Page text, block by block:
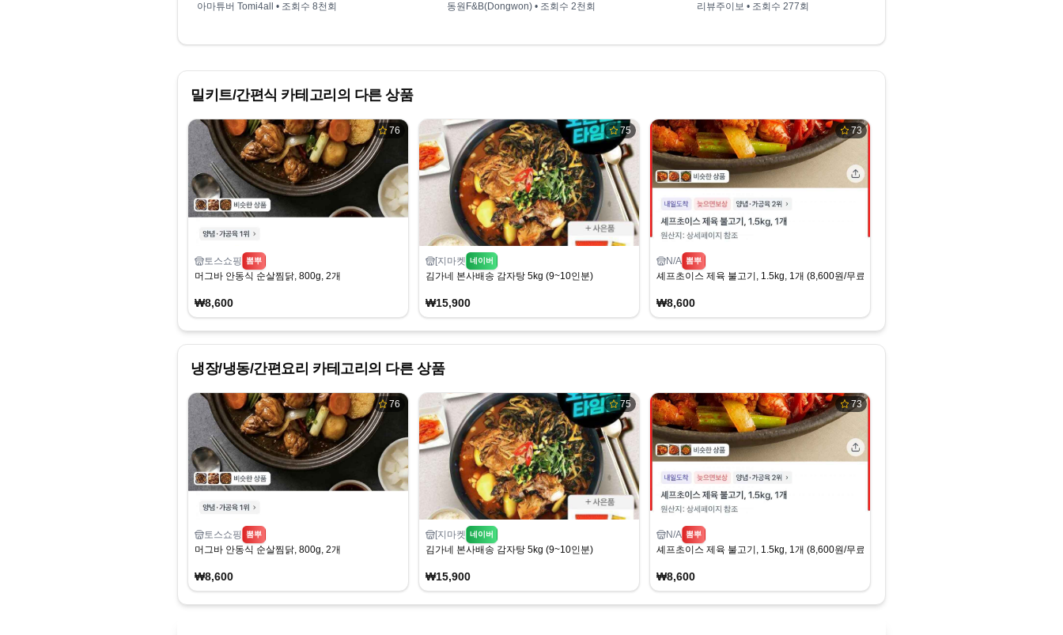
아마튜버 Tomi4all • 조회수 8천회 동원F&B(Dongwon) • 조회수 2천회 리뷰주이보 • 조회수 277회
밀키트/간편식 카테고리의 다른 상품
76
토스쇼핑 뽐뿌
머그바 안동식 순살찜닭, 800g, 2개
₩8,600
75
[지마켓 네이버
김가네 본사배송 감자탕 5kg (9~10인분)
₩15,900
73
N/A 뽐뿌
셰프초이스 제육 불고기, 1.5kg, 1개 (8,600원/무료배송)
₩8,600
냉장/냉동/간편요리 카테고리의 다른 상품
76
토스쇼핑 뽐뿌
머그바 안동식 순살찜닭, 800g, 2개
₩8,600
75
[지마켓 네이버
김가네 본사배송 감자탕 5kg (9~10인분)
₩15,900
73
N/A 뽐뿌
셰프초이스 제육 불고기, 1.5kg, 1개 (8,600원/무료배송)
₩8,600